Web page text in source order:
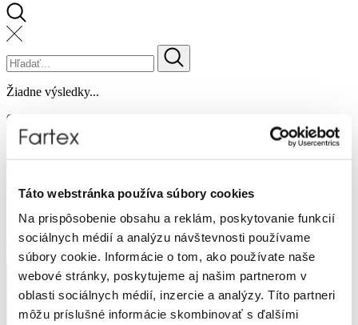
Táto webstránka používa súbory cookies
Na prispôsobenie obsahu a reklám, poskytovanie funkcií
sociálnych médií a analýzu návštevnosti používame
súbory cookie. Informácie o tom, ako používate naše
webové stránky, poskytujeme aj našim partnerom v
oblasti sociálnych médií, inzercie a analýzy. Títo partneri
môžu príslušné informácie skombinovať s ďalšími
Žiadne výsledky...
0
Žiadne produkty v košíku.